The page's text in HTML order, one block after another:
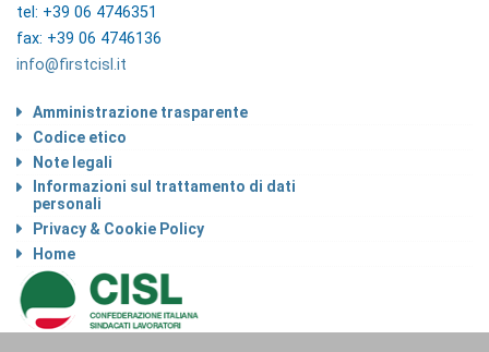
tel: +39 06 4746351
fax: +39 06 4746136
info@firstcisl.it
Amministrazione trasparente
Codice etico
Note legali
Informazioni sul trattamento di dati
personali
Privacy & Cookie Policy
Home